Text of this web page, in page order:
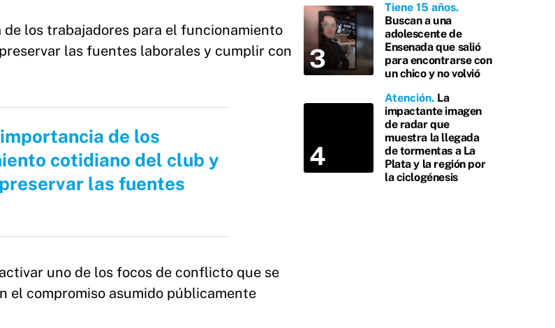
los trabajadores para el funcionamiento
las fuentes laborales y cumplir con
de los
cotidiano del club y
las fuentes
uno de los focos de conflicto que se
el compromiso asumido públicamente
Tiene 15 años
Buscan a una
adolescente de
Ensenada que salió
para encontrarse con
un chico y no volvió
Atención La
impactante imagen
de radar que
muestra la llegada
de tormentas a La
Plata y la región por
la ciclogénesis